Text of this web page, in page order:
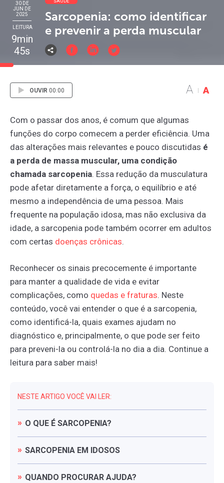
SAÚDE
Sarcopenia: como identificar
e prevenir a perda muscular
30 DE
JUN DE
2025
LEITURA
9min
45s
OUVIR 00:00 A A
Com o passar dos anos, é comum que algumas
funções do corpo comecem a perder eficiência. Uma
das alterações mais relevantes e pouco discutidas é
a perda de massa muscular, uma condição
chamada sarcopenia. Essa redução da musculatura
pode afetar diretamente a força, o equilíbrio e até
mesmo a independência de uma pessoa. Mais
frequente na população idosa, mas não exclusiva da
idade, a sarcopenia pode também ocorrer em adultos
com certas doenças crônicas.
Reconhecer os sinais precocemente é importante
para manter a qualidade de vida e evitar
complicações, como quedas e fraturas. Neste
conteúdo, você vai entender o que é a sarcopenia,
como identificá-la, quais exames ajudam no
diagnóstico e, principalmente, o que pode ser feito
para preveni-la ou controlá-la no dia a dia. Continue a
leitura para saber mais!
NESTE ARTIGO VOCÊ VAI LER:
O QUE É SARCOPENIA?
SARCOPENIA EM IDOSOS
QUANDO PROCURAR AJUDA?